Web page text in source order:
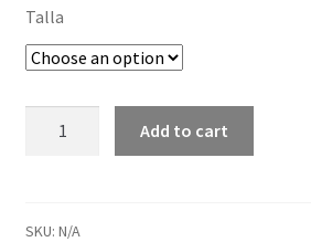
Talla
quantity
Add to cart
SKU: N/A